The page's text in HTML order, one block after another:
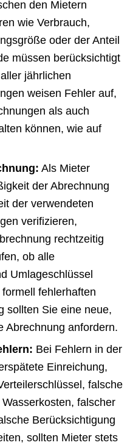
den Mietern
wie Verbrauch,
oder der Anteil
müssen berücksichtigt
jährlichen
weisen Fehler auf,
als auch
können, wie auf
Als Mieter
der Abrechnung
der verwendeten
verifizieren,
rechtzeitig
ob alle
Umlageschlüssel
fehlerhaften
sollten Sie eine neue,
Abrechnung anfordern.
Bei Fehlern in der
Einreichung,
falsche
falscher
Berücksichtigung
sollten Mieter stets